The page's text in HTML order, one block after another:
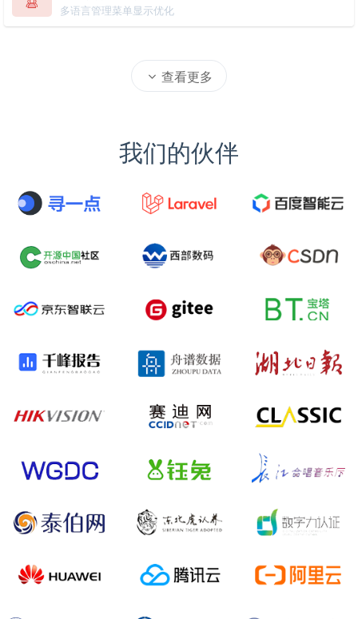
多语言管理菜单显示优化
查看更多
我们的伙伴